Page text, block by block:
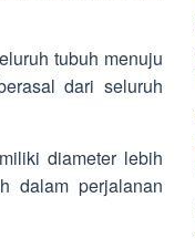
tubuh menuju
dari seluruh
diameter lebih
dalam perjalanan